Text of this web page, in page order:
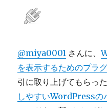
@miya0001 さんに、
を表示するためのプラ
引に取り上げてもらっ
しやすいWordPressの